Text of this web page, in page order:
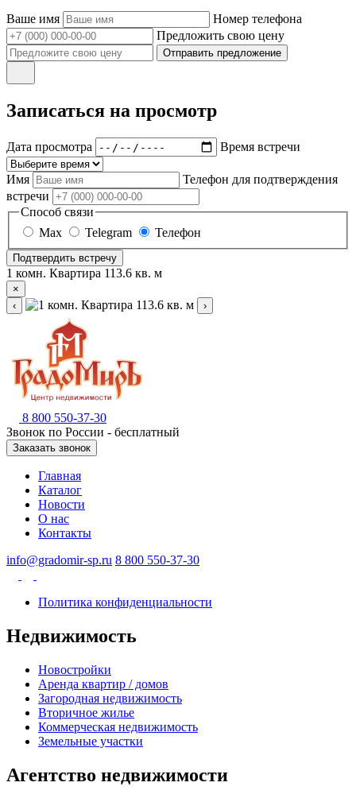
Ваше имя
Номер телефона
Предложить свою цену
Отправить предложение
Записаться на просмотр
Дата просмотра Время встречи
Имя
Телефон для подтверждения
встречи
Способ связи
Max
Telegram Телефон
Подтвердить встречу
1 комн. Квартира 113.6 кв. м
×
‹
›
8 800 550-37-30
Звонок по России - бесплатный
Заказать звонок
Главная
Каталог
Новости
О нас
Контакты
info@gradomir-sp.ru 8 800 550-37-30
Политика конфиденциальности
Недвижимость
Новостройки
Аренда квартир / домов
Загородная недвижимость
Вторичное жилье
Коммерческая недвижимость
Земельные участки
Агентство недвижимости